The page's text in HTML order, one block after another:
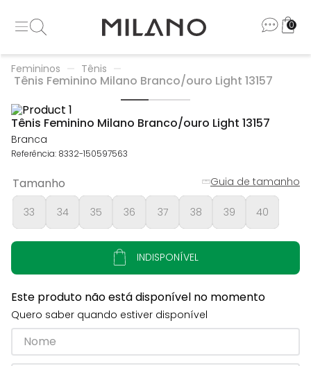
0
Femininos Tênis
Tênis Feminino Milano Branco/ouro Light 13157
Tênis Feminino Milano Branco/ouro Light 13157
Branca
Referência: 8332-150597563
Tamanho
33 34 35 36 37 38 39 40
Guia de tamanho
INDISPONÍVEL
Este produto não está disponível no momento
Quero saber quando estiver disponível